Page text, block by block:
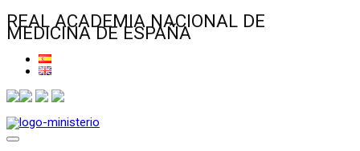
REAL ACADEMIA NACIONAL DE
MEDICINA DE ESPAÑA